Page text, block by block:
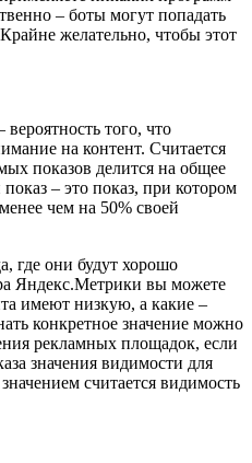
– боты могут попадать
желательно, чтобы этот
того, что
на контент. Считается
показов делится на общее
– это показ, при котором
чем на 50% своей
где они будут хорошо
Яндекс.Метрики вы можете
имеют низкую, а какие –
конкретное значение можно
рекламных площадок, если
значения видимости для
считается видимость